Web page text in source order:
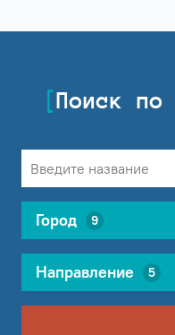
Поиск по
Город 9
Направление 5